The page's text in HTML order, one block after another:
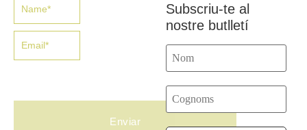
Subscriu-te al
nostre butlletí